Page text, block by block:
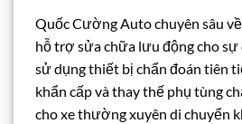
Quốc Cường Auto chuyên sâu
hỗ trợ sửa chữa lưu động cho
sử dụng thiết bị chẩn đoán tiên
khẩn cấp và thay thế phụ tùng
cho xe thường xuyên di chuyển